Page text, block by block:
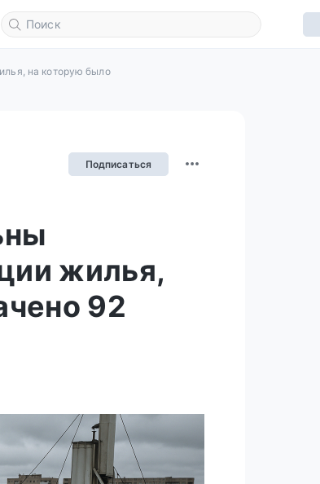
на которую было
Подписаться
жилья,
92